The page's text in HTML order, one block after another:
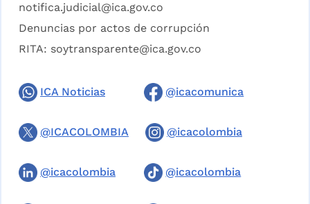
notifica.judicial@ica.gov.co
Denuncias por actos de corrupción
RITA: soytransparente@ica.gov.co
ICA Noticias @icacomunica
@ICACOLOMBIA @icacolombia
@icacolombia @icacolombia